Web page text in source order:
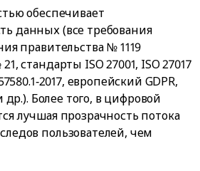
обеспечивает
данных (все требования
правительства № 1119
стандарты ISO 27001, ISO 27017
европейский GDPR,
др.). Более того, в цифровой
лучшая прозрачность потока
пользователей, чем